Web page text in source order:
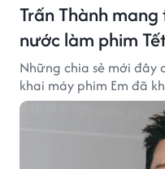
Trấn Thành
nước làm phim
Những chia sẻ mới đây
khai máy phim Em đã